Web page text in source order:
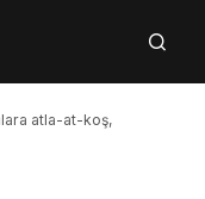
atla-at-koş,